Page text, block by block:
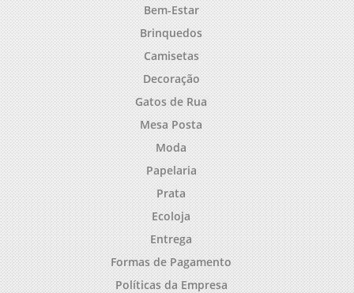
Bem-Estar
Brinquedos
Camisetas
Decoração
Gatos de Rua
Mesa Posta
Moda
Papelaria
Prata
Ecoloja
Entrega
Formas de Pagamento
Políticas da Empresa